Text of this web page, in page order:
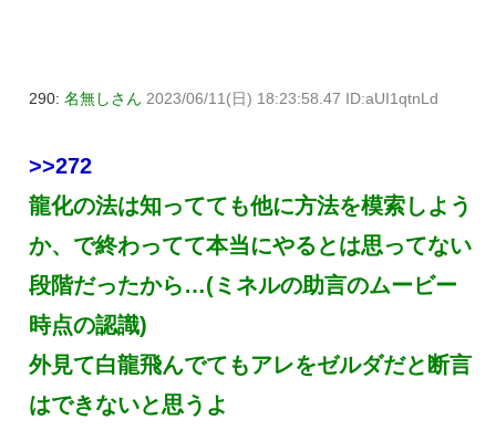
290: 名無しさん 2023/06/11(日) 18:23:58.47 ID:aUI1qtnLd
>>272
龍化の法は知ってても他に方法を模索しよう
か、で終わってて本当にやるとは思ってない
段階だったから…(ミネルの助言のムービー
時点の認識)
外見て白龍飛んでてもアレをゼルダだと断言
はできないと思うよ